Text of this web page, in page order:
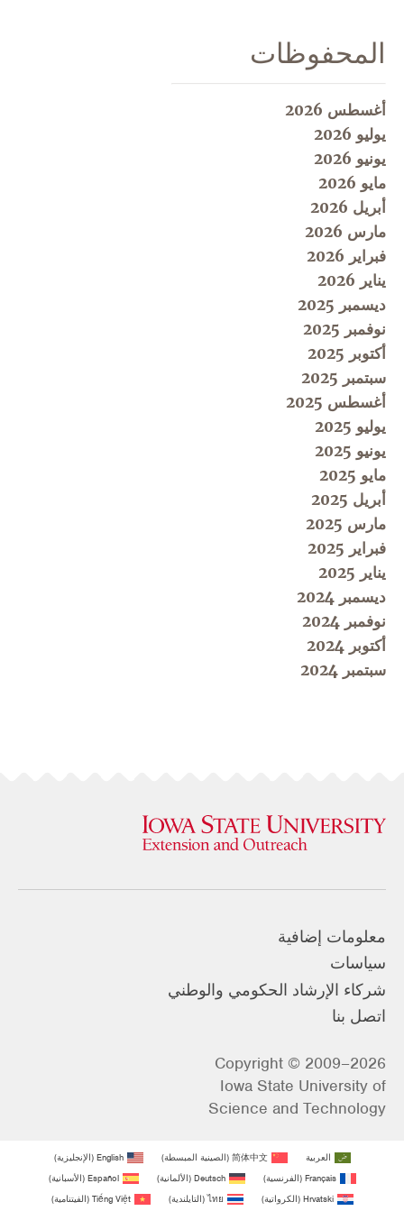
المحفوظات
أغسطس 2026
يوليو 2026
يونيو 2026
مايو 2026
أبريل 2026
مارس 2026
فبراير 2026
يناير 2026
ديسمبر 2025
نوفمبر 2025
أكتوبر 2025
سبتمبر 2025
أغسطس 2025
يوليو 2025
يونيو 2025
مايو 2025
أبريل 2025
مارس 2025
فبراير 2025
يناير 2025
ديسمبر 2024
نوفمبر 2024
أكتوبر 2024
سبتمبر 2024
معلومات إضافية
سياسات
شركاء الإرشاد الحكومي والوطني
اتصل بنا
Copyright © 2009–2026
Iowa State University of
Science and Technology
العربية 简体中文
(الصينية المبسطة)
English
(الإنجليزية)
Français
(الفرنسية)
Deutsch
(الألمانية)
Español
(الأسبانية)
Hrvatski
(الكرواتية)
ไทย
(التايلندية)
Tiếng Việt
(الفيتنامية)